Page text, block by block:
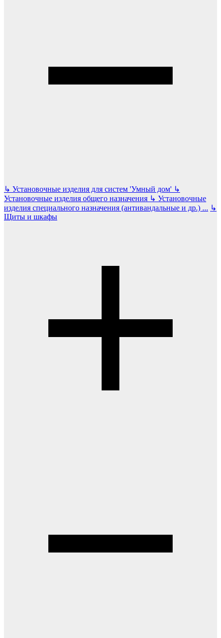
↳ Установочные изделия для систем 'Умный дом' ↳
Установочные изделия общего назначения ↳ Установочные
изделия специального назначения (антивандальные и др.) ... ↳
Щиты и шкафы